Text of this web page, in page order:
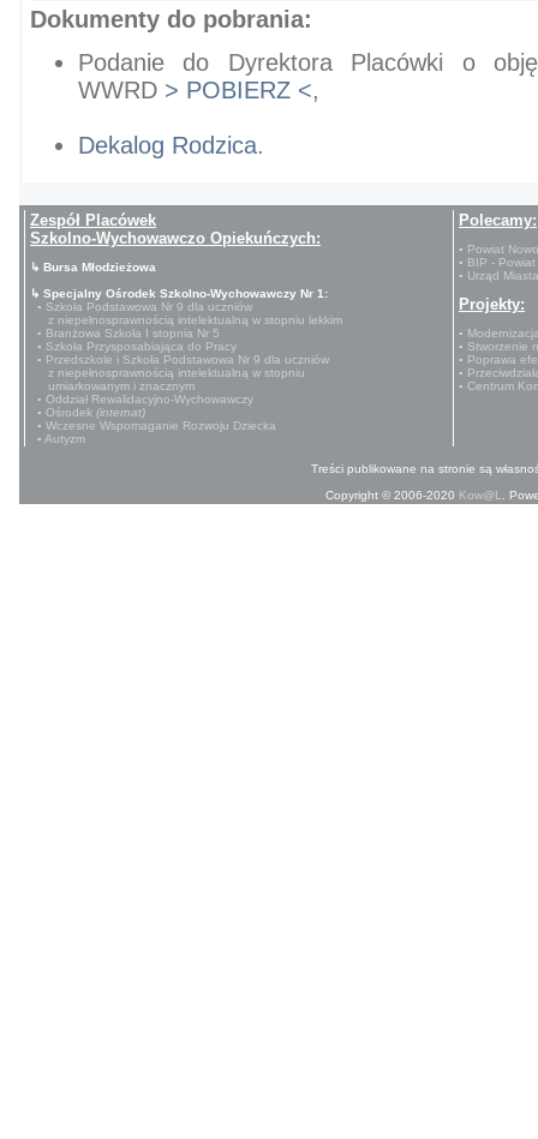
Dokumenty do pobrania:
Podanie do Dyrektora Placówki o
WWRD > POBIERZ <,
Dekalog Rodzica.
Zespół Placówek
Szkolno-Wychowawczo Opiekuńczych:
↳ Bursa Młodzieżowa
↳ Specjalny Ośrodek Szkolno-Wychowawczy Nr 1:
▪ Szkoła Podstawowa Nr 9 dla uczniów
z niepełnosprawnością intelektualną w stopniu lekkim
▪ Branżowa Szkoła I stopnia Nr 5
▪ Szkoła Przysposabiająca do Pracy
▪ Przedszkole i Szkoła Podstawowa Nr 9 dla uczniów
z niepełnosprawnością intelektualną w stopniu
umiarkowanym i znacznym
▪ Oddział Rewalidacyjno-Wychowawczy
▪ Ośrodek (internat)
▪ Wczesne Wspomaganie Rozwoju Dziecka
▪ Autyzm
Polecamy:
▪ Powiat
▪ BIP -
▪ Urząd
Projekty:
▪
▪ Stworzenie
▪ Poprawa
▪
▪ Centrum
Treści publikowane na stronie są
Copyright © 2006-2020 Kow@L .